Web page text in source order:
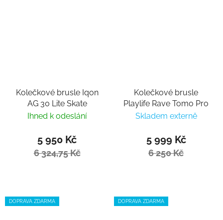
Kolečkové brusle Iqon
AG 30 Lite Skate
Ihned k odeslání
5 950 Kč
6 324,75 Kč
Kolečkové brusle
Playlife Rave Tomo Pro
Skladem externě
5 999 Kč
6 250 Kč
DOPRAVA ZDARMA DOPRAVA ZDARMA